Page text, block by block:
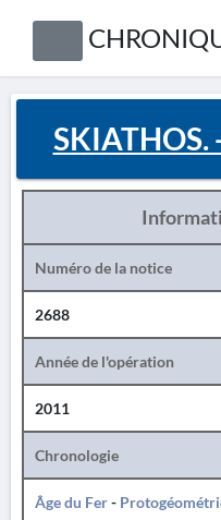
SKIATHOS.
Numéro de la notice
2688
Année de l'opération
2011
Chronologie
Âge du Fer-